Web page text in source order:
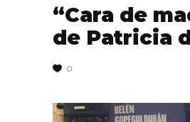
“Cara de
de Patricia
0